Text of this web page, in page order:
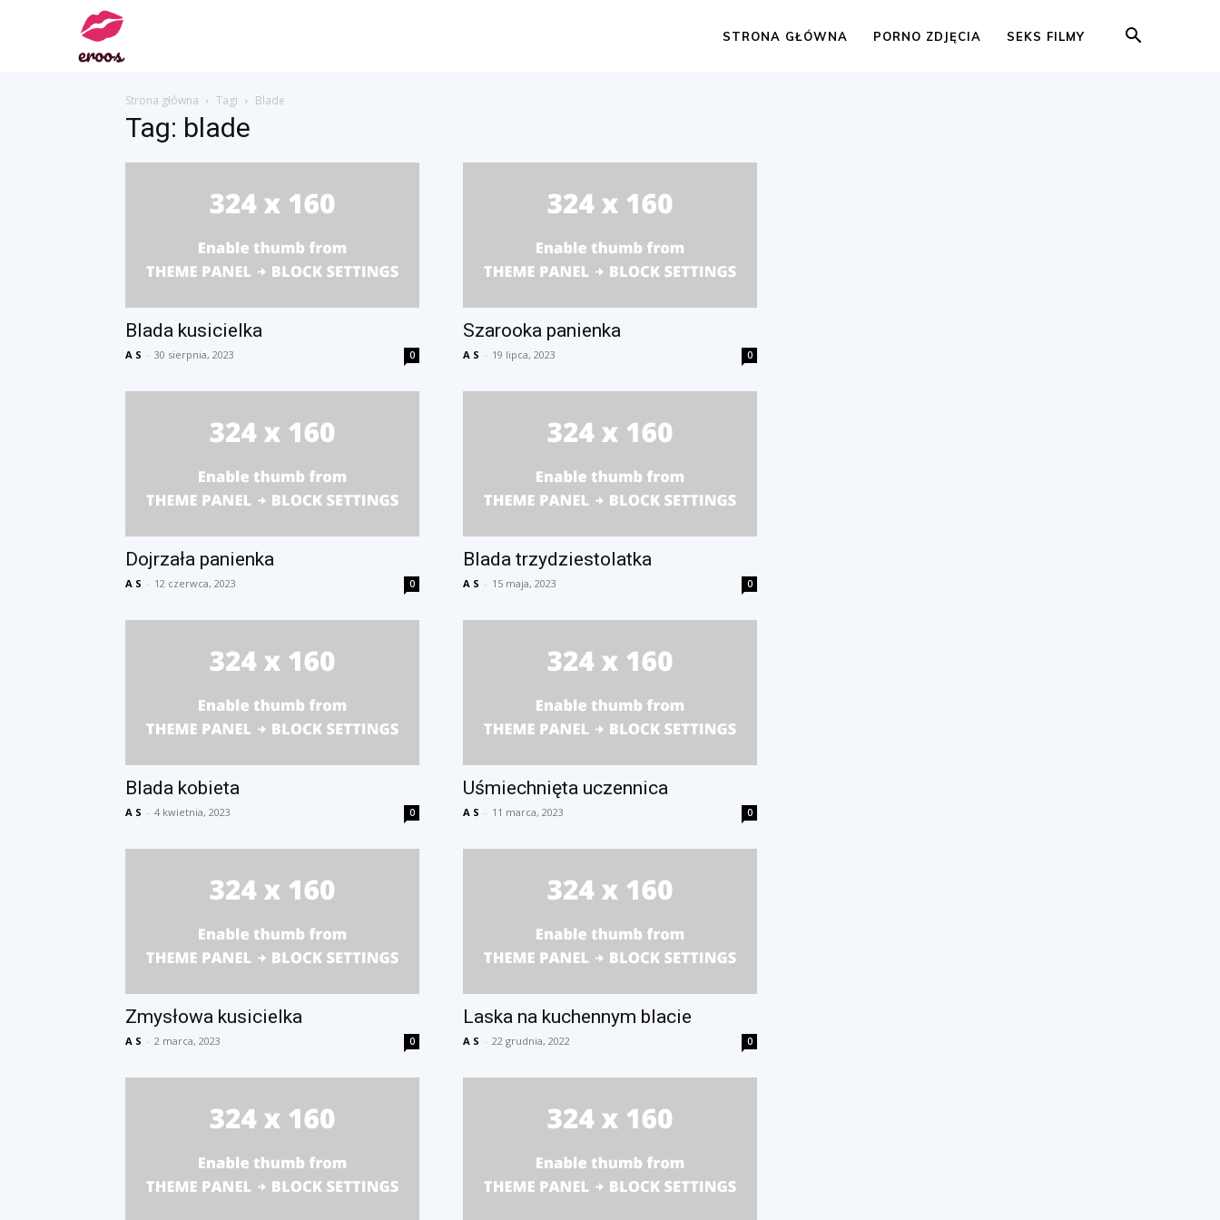
i
STRONA GŁÓWNA PORNO ZDJĘCIA SEKS FILMY
Strona główna Tagi Blade
Tag: blade
Blada kusicielka
A S - 30 sierpnia, 2023 0
Szarooka panienka
A S - 19 lipca, 2023 0
Dojrzała panienka
A S - 12 czerwca, 2023 0
Blada trzydziestolatka
A S - 15 maja, 2023 0
Blada kobieta
A S - 4 kwietnia, 2023 0
Uśmiechnięta uczennica
A S - 11 marca, 2023 0
Zmysłowa kusicielka
A S - 2 marca, 2023 0
Laska na kuchennym blacie
A S - 22 grudnia, 2022 0